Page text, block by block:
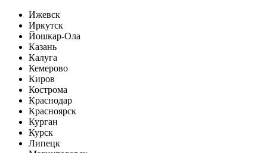
Ижевск
Иркутск
Йошкар-Ола
Казань
Калуга
Кемерово
Киров
Кострома
Краснодар
Красноярск
Курган
Курск
Липецк